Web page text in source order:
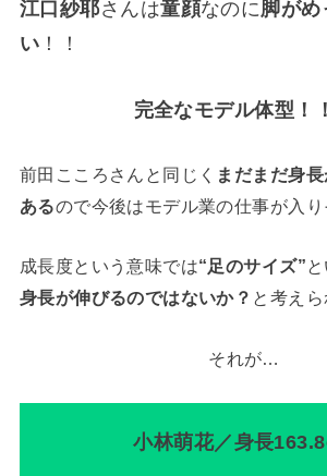
江口紗耶さんは童顔なのに脚がめ
い ！！
完全なモデル体型！
前田こころさんと同じく まだまだ身
あるので今後はモデル業の仕事が入り
成長度という意味では“足のサイズ”
身長が伸びるのではないか？ と考えら
それが…
小林萌花／身長